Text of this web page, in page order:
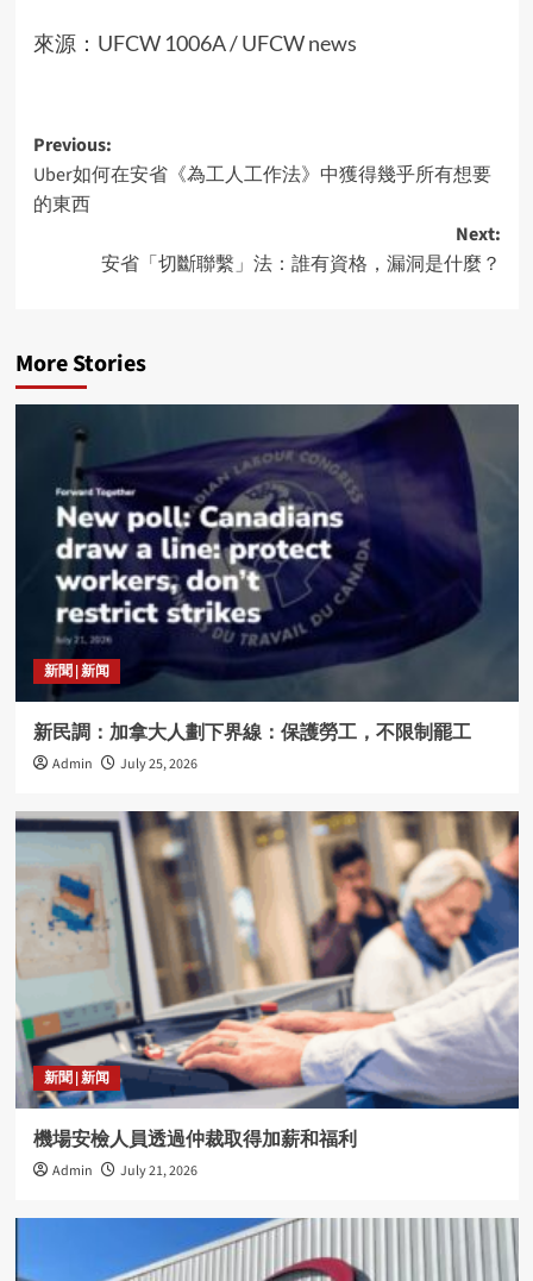
來源： UFCW 1006A/UFCW news
Post
navigation
Previous:
Uber如何在安省《為工人工作法》中獲得幾乎所有想要
的東西
Next:
安省「切斷聯繫」法：誰有資格，漏洞是什麼？
More Stories
新聞 | 新闻
新民調：加拿大人劃下界線：保護勞工，不限制罷工
Admin July 25, 2026
新聞 | 新闻
機場安檢人員透過仲裁取得加薪和福利
Admin July 21, 2026